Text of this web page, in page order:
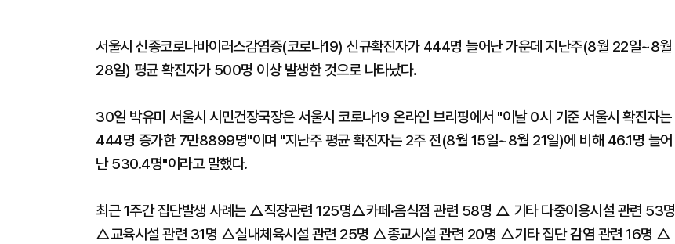
서울시 신종코로나바이러스감염증(코로나19) 신규확진자가 444명 늘어난 가운데 지난주(8월 22일~8월
28일) 평균 확진자가 500명 이상 발생한 것으로 나타났다.
30일 박유미 서울시 시민건장국장은 서울시 코로나19 온라인 브리핑에서 "이날 0시 기준 서울시 확진자는
444명 증가한 7만8899명"이며 "지난주 평균 확진자는 2주 전(8월 15일~8월 21일)에 비해 46.1명 늘어
난 530.4명"이라고 말했다.
최근 1주간 집단발생 사례는 △직장관련 125명△카페·음식점 관련 58명 △ 기타 다중이용시설 관련 53명
△교육시설 관련 31명 △실내체육시설 관련 25명 △종교시설 관련 20명 △기타 집단 감염 관련 16명 △